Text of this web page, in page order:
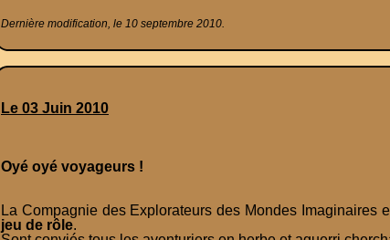
Dernière modification, le 10 septembre 2010.
Le 03 Juin 2010
Oyé oyé voyageurs !
La Compagnie des Explorateurs des Mondes Imaginaires
jeu de rôle.